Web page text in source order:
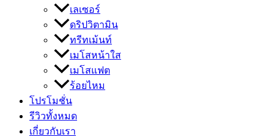
เลเซอร์
ดริปวิตามิน
ทรีทเม้นท์
เมโสหน้าใส
เมโสแฟต
ร้อยไหม
โปรโมชั่น
รีวิวทั้งหมด
เกี่ยวกับเรา